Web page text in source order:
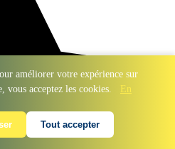
améliorer votre expérience sur
acceptez les cookies.
En
Tout accepter